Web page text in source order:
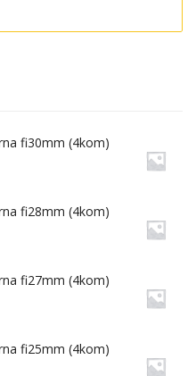
fi30mm (4kom)
fi28mm (4kom)
fi27mm (4kom)
fi25mm (4kom)